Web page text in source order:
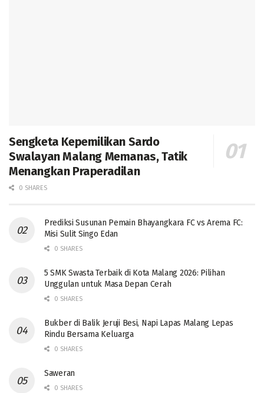
Sengketa Kepemilikan Sardo
Swalayan Malang Memanas, Tatik
Menangkan Praperadilan
0 SHARES
Prediksi Susunan Pemain Bhayangkara FC vs Arema FC:
Misi Sulit Singo Edan
0 SHARES
5 SMK Swasta Terbaik di Kota Malang 2026: Pilihan
Unggulan untuk Masa Depan Cerah
0 SHARES
Bukber di Balik Jeruji Besi, Napi Lapas Malang Lepas
Rindu Bersama Keluarga
0 SHARES
Saweran
0 SHARES